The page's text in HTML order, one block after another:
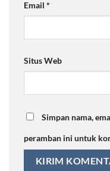
Email *
Situs Web
Simpan nama,
peramban ini untuk